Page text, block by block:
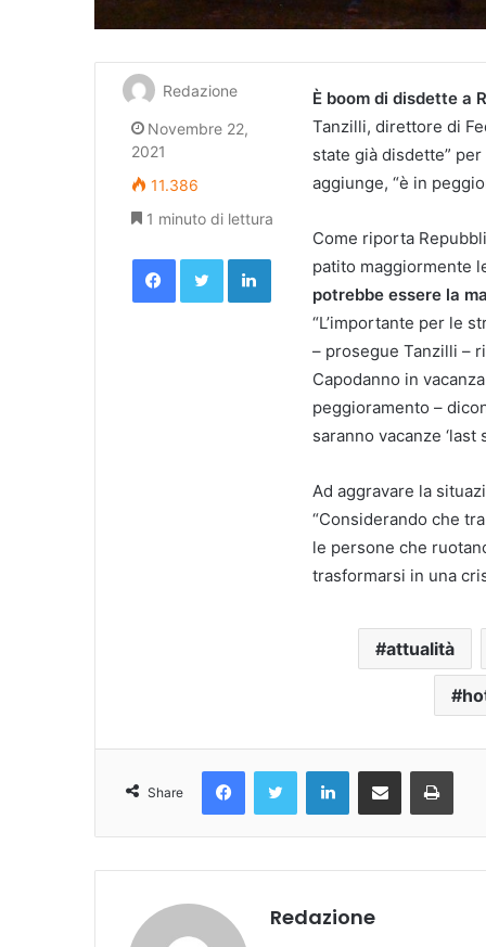
È boom di disdette a
Tanzilli, direttore di
state già disdette”
aggiunge, “è in
Come riporta
patito maggiormente
potrebbe essere la
“L’importante per le
– prosegue Tanzilli –
Capodanno in
peggioramento –
saranno vacanze ‘last
Ad aggravare la
“Considerando che
le persone che
trasformarsi in una
attualità
Redazione
Novembre 22,
2021
11.386
1 minuto di lettura
Facebook Twitter LinkedIn
Share
Redazione